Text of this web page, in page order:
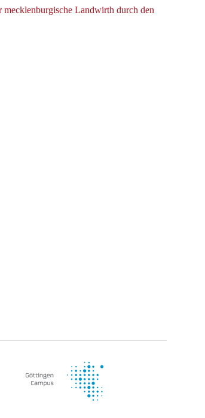
Landwirth durch den